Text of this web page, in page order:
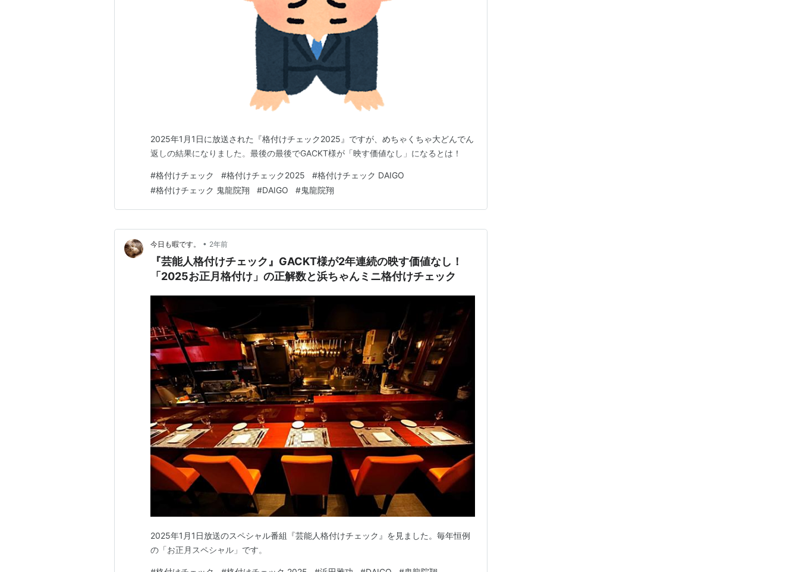
2025年1月1日に放送された『格付けチェック2025』ですが、めちゃくちゃ大どんでん
返しの結果になりました。最後の最後でGACKT様が「映す価値なし」になるとは！
#格付けチェック #格付けチェック2025 #格付けチェック DAIGO
#格付けチェック 鬼龍院翔 #DAIGO #鬼龍院翔
今日も暇です。 • 2年前
『芸能人格付けチェック』GACKT様が2年連続の映す価値なし！
「2025お正月格付け」の正解数と浜ちゃんミニ格付けチェック
2025年1月1日放送のスペシャル番組『芸能人格付けチェック』を見ました。毎年恒例
の「お正月スペシャル」です。